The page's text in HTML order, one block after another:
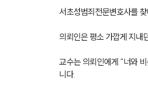
서초성범죄전문변호사를
의뢰인은 평소 가깝게 지내
교수는 의뢰인에게 “너와
니다.